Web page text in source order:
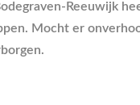
Reeuwijk
Mocht er